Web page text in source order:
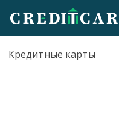
Кредитные карты